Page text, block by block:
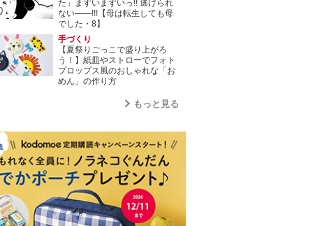
た」まずいまずいっ!! 逃げられ
ない――!!!【母は転生しても母
でした・8】
手づくり
【夏祭りごっこで盛り上がろ
う！】紙皿やストローでフォト
プロップス風のおしゃれな「お
めん」の作り方
もっと見る